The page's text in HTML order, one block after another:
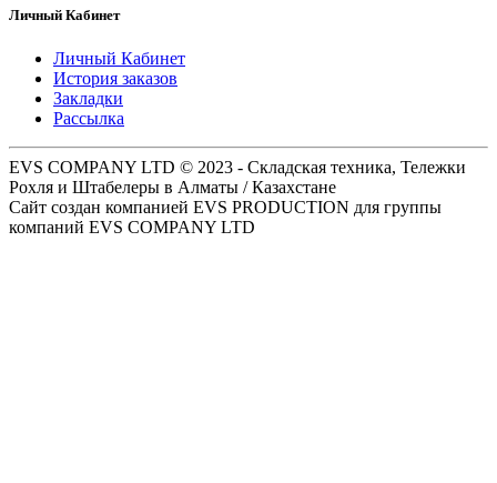
Личный Кабинет
Личный Кабинет
История заказов
Закладки
Рассылка
EVS COMPANY LTD © 2023 - Складская техника, Тележки
Рохля и Штабелеры в Алматы / Казахстане
Сайт создан компанией EVS PRODUCTION для группы
компаний EVS COMPANY LTD